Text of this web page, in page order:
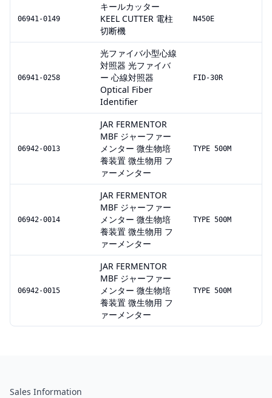
06941-0149
キールカッター
KEEL CUTTER 電柱
切断機
N450E
06941-0258
光ファイバ小型心線
対照器 光ファイバ
ー 心線対照器
Optical Fiber
Identifier
FID-30R
06942-0013
JAR FERMENTOR
MBF ジャーファー
メンター 微生物培
養装置 微生物用 フ
ァーメンター
TYPE 500M
06942-0014
JAR FERMENTOR
MBF ジャーファー
メンター 微生物培
養装置 微生物用 フ
ァーメンター
TYPE 500M
06942-0015
JAR FERMENTOR
MBF ジャーファー
メンター 微生物培
養装置 微生物用 フ
ァーメンター
TYPE 500M
Sales Information